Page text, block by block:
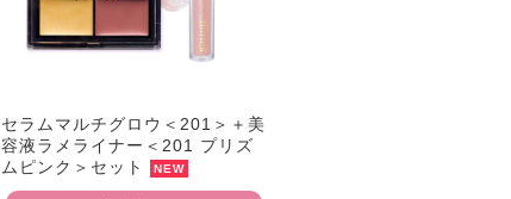
セラムマルチグロウ＜201＞＋美
容液ラメライナー＜201 プリズ
ムピンク＞セット
NEW